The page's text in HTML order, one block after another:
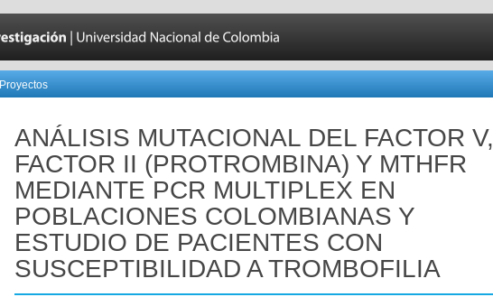
Proyectos
ANÁLISIS MUTACIONAL DEL FACTOR V,
FACTOR II (PROTROMBINA) Y MTHFR
MEDIANTE PCR MULTIPLEX EN
POBLACIONES COLOMBIANAS Y
ESTUDIO DE PACIENTES CON
SUSCEPTIBILIDAD A TROMBOFILIA